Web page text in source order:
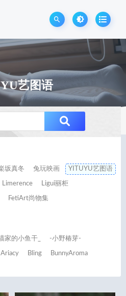
艺图语
Notice
坂真冬 兔玩映画 YITUYU艺图语
Limerence Ligui丽柜
FetiArt尚物集
家的小鱼干_ -小野椿芽-
Ariacy Bling BunnyAroma